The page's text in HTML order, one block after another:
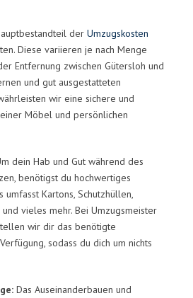
der Umzugskosten
Diese variieren je nach Menge
Entfernung zwischen Gütersloh und
und gut ausgestatteten
wir eine sichere und
Möbel und persönlichen
dein Hab und Gut während des
benötigst du hochwertiges
umfasst Kartons, Schutzhüllen,
vieles mehr. Bei Umzugsmeister
wir dir das benötigte
sodass du dich um nichts
Das Auseinanderbauen und